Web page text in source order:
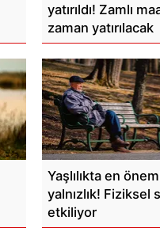
yatırıldı! Zamlı
zaman yatırılacak
Yaşlılıkta en
yalnızlık! Fiziksel
etkiliyor